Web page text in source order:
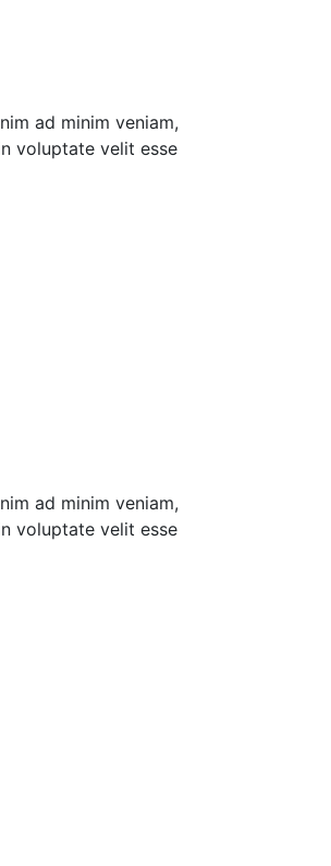
ad minim veniam,
voluptate velit esse
ad minim veniam,
voluptate velit esse